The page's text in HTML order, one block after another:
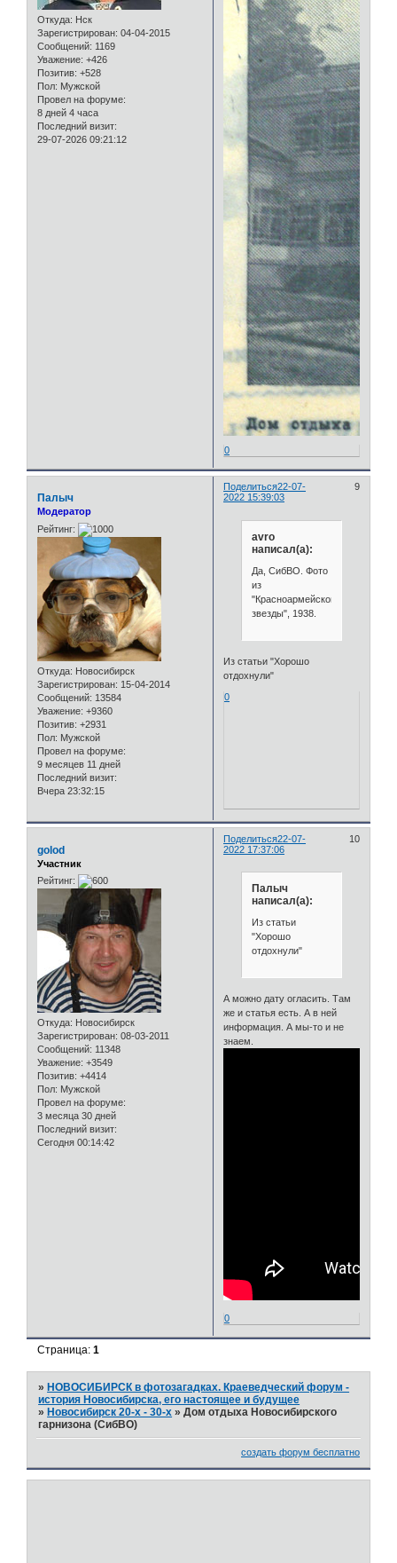
Откуда: Нск
Зарегистрирован: 04-04-2015
Сообщений: 1169
Уважение: +426
Позитив: +528
Пол: Мужской
Провел на форуме:
8 дней 4 часа
Последний визит:
29-07-2026 09:21:12
0
Поделиться 9
22-07-
2022 15:39:03
Палыч
Модератор
Рейтинг:
Откуда: Новосибирск
Зарегистрирован: 15-04-2014
Сообщений: 13584
Уважение: +9360
Позитив: +2931
Пол: Мужской
Провел на форуме:
9 месяцев 11 дней
Последний визит:
Вчера 23:32:15
avro
написал(а):
Да, СибВО. Фото
из
"Красноармейской
звезды", 1938.
Из статьи "Хорошо
отдохнули"
0
Поделиться 10
22-07-
2022 17:37:06
golod
Участник
Рейтинг:
Откуда: Новосибирск
Зарегистрирован: 08-03-2011
Сообщений: 11348
Уважение: +3549
Позитив: +4414
Пол: Мужской
Провел на форуме:
3 месяца 30 дней
Последний визит:
Сегодня 00:14:42
Палыч
написал(а):
Из статьи
"Хорошо
отдохнули"
А можно дату огласить. Там
же и статья есть. А в ней
информация. А мы-то и не
знаем.
0
Страница:1
»НОВОСИБИРСК в фотозагадках. Краеведческий форум -
история Новосибирска, его настоящее и будущее
»Новосибирск 20-х - 30-х »Дом отдыха Новосибирского
гарнизона (СибВО)
создать форум бесплатно